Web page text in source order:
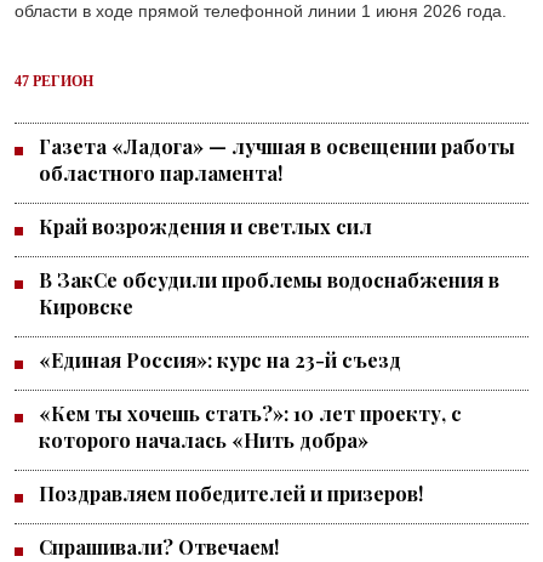
области в ходе прямой телефонной линии 1 июня 2026 года.
47 РЕГИОН
Газета «Ладога» — лучшая в освещении работы
областного парламента!
Край возрождения и светлых сил
В ЗакСе обсудили проблемы водоснабжения в
Кировске
«Единая Россия»: курс на 23-й съезд
«Кем ты хочешь стать?»: 10 лет проекту, с
которого началась «Нить добра»
Поздравляем победителей и призеров!
Спрашивали? Отвечаем!